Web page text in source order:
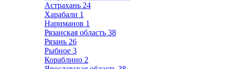
Астрахань 24
Харабали 1
Нариманов 1
Рязанская область 38
Рязань 26
Рыбное 3
Кораблино 2